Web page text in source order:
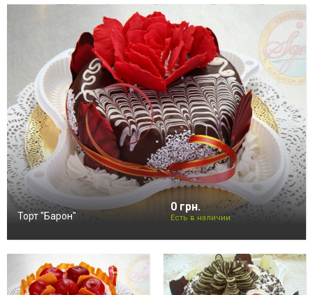
Торт "Барон"
0 грн.
Есть в наличии